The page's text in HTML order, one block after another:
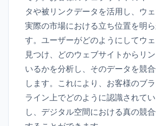
タや被リンクデータを活用し、ウ
実際の市場における立ち位置を明
す。ユーザーがどのようにしてウ
見つけ、どのウェブサイトからリ
いるかを分析し、そのデータを競
します。これにより、お客様のブ
ライン上でどのように認識されて
し、デジタル空間における真の競